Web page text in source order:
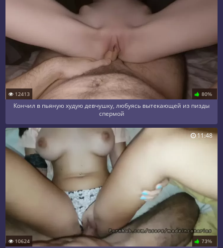
12413 80%
Кончил в пьяную худую девчушку, любуясь вытекающей из пизды
спермой
10624 73%
11:48